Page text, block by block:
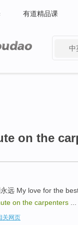
有道精品课
中
on the
永远 My love for the
on the carpenters
关网页